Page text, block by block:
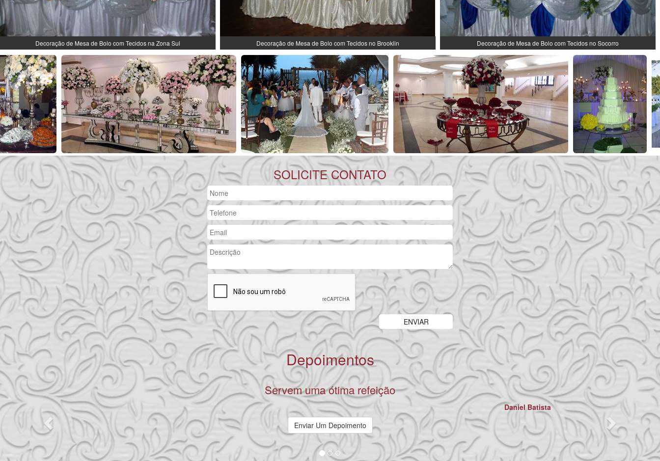
Decoração de Mesa de Bolo com Tecidos na Zona Sul Decoração de Mesa de Bolo com Tecidos no Brooklin Decoração de Mesa de Bolo com Tecidos no Socorro
SOLICITE CONTATO
Depoimentos
Servem uma ótima refeição
Daniel Batista
Bom
Previous
Enviar Um Depoimento